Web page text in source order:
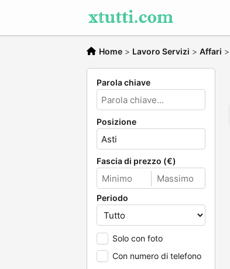
Home > Lavoro Servizi > Affari >
Parola chiave
Posizione
Fascia di prezzo (€)
Periodo
Solo con foto
Con numero di telefono